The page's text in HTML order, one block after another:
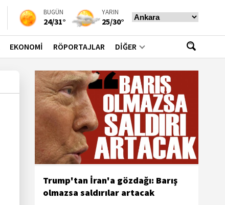
BUGÜN
24/31°
YARIN
25/30°
EKONOMİ RÖPORTAJLAR DİĞER
Trump'tan İran'a gözdağı: Barış
olmazsa saldırılar artacak